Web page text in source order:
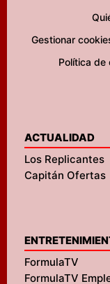
Gestionar
Política de
ACTUALIDAD
Los Replicantes
Capitán Ofertas
FormulaTV
FormulaTV